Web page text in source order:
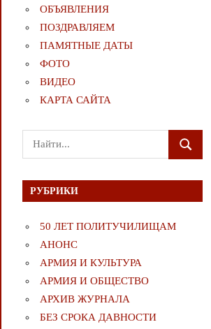
ОБЪЯВЛЕНИЯ
ПОЗДРАВЛЯЕМ
ПАМЯТНЫЕ ДАТЫ
ФОТО
ВИДЕО
КАРТА САЙТА
Поиск
для:
ПОИСК
РУБРИКИ
50 ЛЕТ ПОЛИТУЧИЛИЩАМ
АНОНС
АРМИЯ И КУЛЬТУРА
АРМИЯ И ОБЩЕСТВО
АРХИВ ЖУРНАЛА
БЕЗ СРОКА ДАВНОСТИ